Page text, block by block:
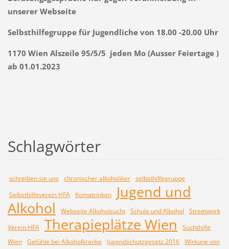
unserer Webseite
Selbsthilfegruppe für Jugendliche von 18.00 -20.00 Uhr
1170 Wien Alszeile 95/5/5 jeden Mo (Ausser Feiertage )
ab 01.01.2023
Schlagwörter
schreiben sie uns chronischer alkoholiker selbsthilfegruppe
Selbsthilfeverein HFA
Komatrinken
Jugend und
Alkohol
Webseite Alkoholsucht Schule und Alkohol
Streetwork
Verein HFA Therapieplätze Wien
Suchthilfe
Wien Gefühle bei Alkoholkranke Jugendschutzgesetz 2016 Wirkung von